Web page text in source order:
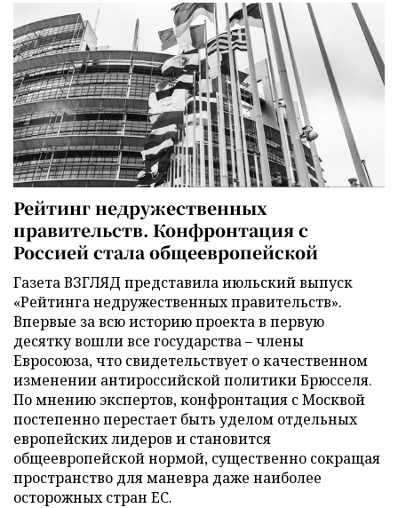
Рейтинг недружественных
правительств. Конфронтация с
Россией стала общеевропейской
Газета ВЗГЛЯД представила июльский выпуск
«Рейтинга недружественных правительств».
Впервые за всю историю проекта в первую
десятку вошли все государства – члены
Евросоюза, что свидетельствует о качественном
изменении антироссийской политики Брюсселя.
По мнению экспертов, конфронтация с Москвой
постепенно перестает быть уделом отдельных
европейских лидеров и становится
общеевропейской нормой, существенно сокращая
пространство для маневра даже наиболее
осторожных стран ЕС.